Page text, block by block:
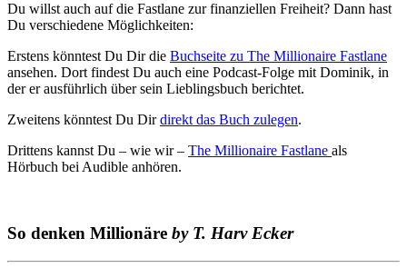
Du willst auch auf die Fastlane zur finanziellen Freiheit? Dann hast
Du verschiedene Möglichkeiten:
Erstens könntest Du Dir die Buchseite zu The Millionaire Fastlane
ansehen. Dort findest Du auch eine Podcast-Folge mit Dominik, in
der er ausführlich über sein Lieblingsbuch berichtet.
Zweitens könntest Du Dirdirekt das Buch zulegen.
Drittens kannst Du – wie wir – The Millionaire Fastlane als
Hörbuch bei Audible anhören.
So denken Millionäre by T. Harv Ecker